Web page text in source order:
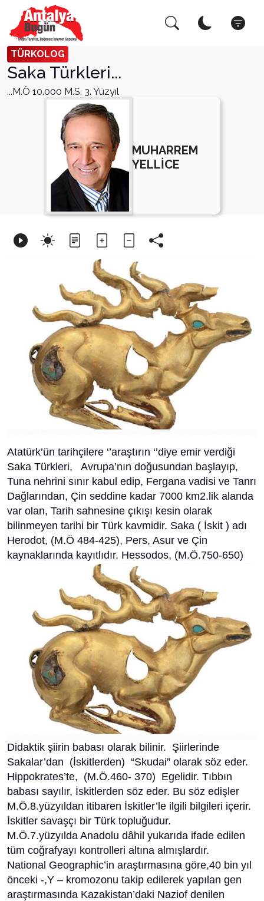
TÜRKOLOG
Saka Türkleri...
...M.Ö 10.000 M.S. 3. Yüzyıl
MUHARREM
YELLİCE
Atatürk’ün tarihçilere ‘’araştırın ‘’diye emir verdiği
Saka Türkleri, Avrupa’nın doğusundan başlayıp,
Tuna nehrini sınır kabul edip, Fergana vadisi ve Tanrı
Dağlarından, Çin seddine kadar 7000 km2.lik alanda
var olan, Tarih sahnesine çıkışı kesin olarak
bilinmeyen tarihi bir Türk kavmidir. Saka ( İskit ) adı
Herodot, (M.Ö 484-425), Pers, Asur ve Çin
kaynaklarında kayıtlıdır. Hessodos, (M.Ö.750-650)
Didaktik şiirin babası olarak bilinir. Şiirlerinde
Sakalar’dan (İskitlerden) “Skudai” olarak söz eder.
Hippokrates’te, (M.Ö.460- 370) Egelidir. Tıbbın
babası sayılır, İskitlerden söz eder. Bu söz edişler
M.Ö.8.yüzyıldan itibaren İskitler’le ilgili bilgileri içerir.
İskitler savaşçı bir Türk topluğudur.
M.Ö.7.yüzyılda Anadolu dâhil yukarıda ifade edilen
tüm coğrafyayı kontrolleri altına almışlardır.
National Geographic’in araştırmasına göre,40 bin yıl
önceki -,Y – kromozonu takip edilerek yapılan gen
araştırmasında Kazakistan’daki Naziof denilen
Arama Yap! Kapat